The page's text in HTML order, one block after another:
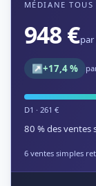
MÉDIANE TOUS
948 €par
↗+17,4 %
D1 · 261 €
80 % des ventes
6 ventes simples